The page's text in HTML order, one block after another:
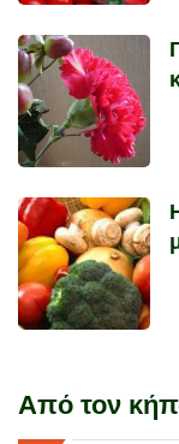
Από τον